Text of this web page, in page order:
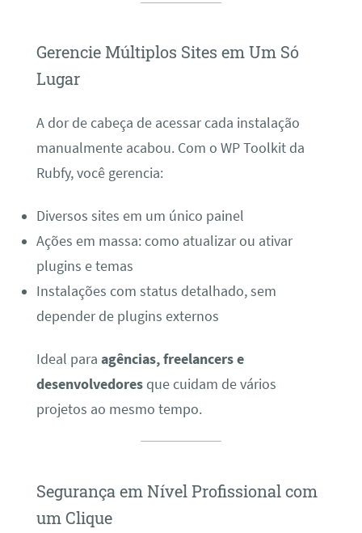
Gerencie Múltiplos Sites em Um Só
Lugar
A dor de cabeça de acessar cada instalação
manualmente acabou. Com o WP Toolkit da
Rubfy, você gerencia:
Diversos sites em um único painel
Ações em massa: como atualizar ou ativar
plugins e temas
Instalações com status detalhado, sem
depender de plugins externos
Ideal para agências, freelancers e
desenvolvedoresque cuidam de vários
projetos ao mesmo tempo.
Segurança em Nível Profissional com
um Clique